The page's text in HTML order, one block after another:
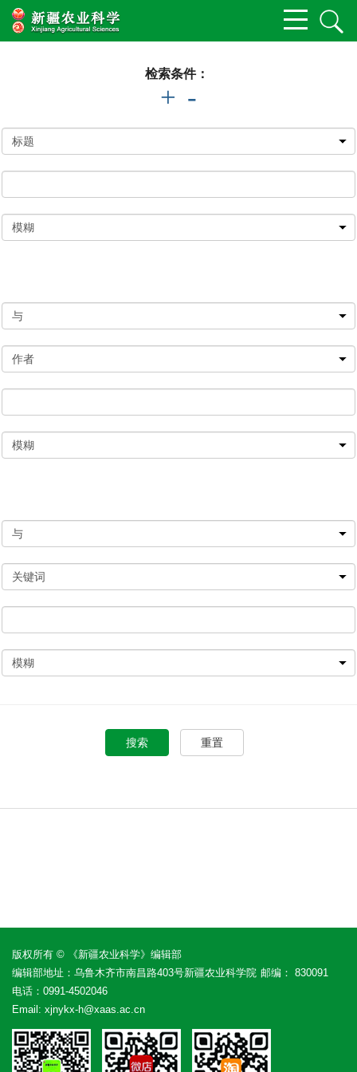
检索条件：
+ -
搜索 重置
版权所有 © 《新疆农业科学》编辑部
编辑部地址：乌鲁木齐市南昌路403号新疆农业科学院 邮编： 830091
电话： 0991-4502046
Email: xjnykx-h@xaas.ac.cn